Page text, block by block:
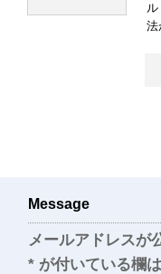
法
Message
メールアドレスが
* が付いている欄